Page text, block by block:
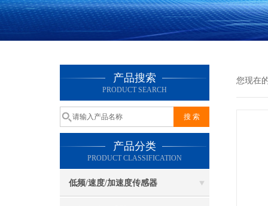
产品搜索
PRODUCT SEARCH
产品分类
PRODUCT CLASSIFICATION
低频/速度/加速度传感器
您现在